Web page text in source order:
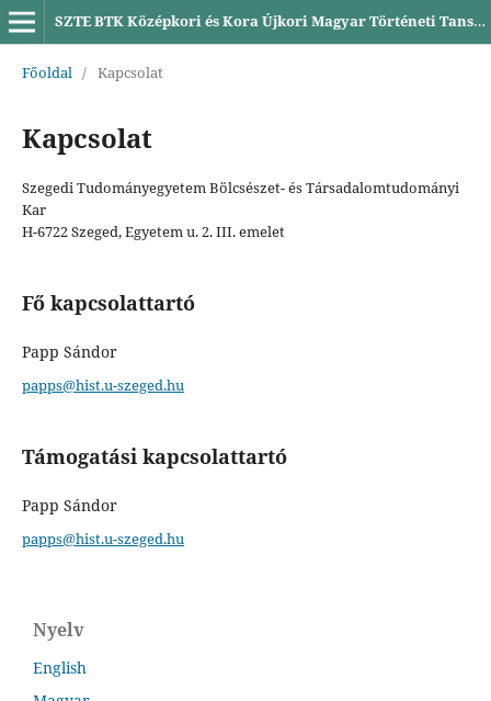
SZTE BTK Középkori és Kora Újkori Magyar Történeti Tanszék
Főoldal / Kapcsolat
Kapcsolat
Szegedi Tudományegyetem Bölcsészet- és Társadalomtudományi
Kar
H-6722 Szeged, Egyetem u. 2. III. emelet
Fő kapcsolattartó
Papp Sándor
papps@hist.u-szeged.hu
Támogatási kapcsolattartó
Papp Sándor
papps@hist.u-szeged.hu
Nyelv
English